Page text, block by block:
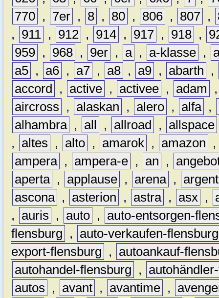
770 , 7er , 8 , 80 , 806 , 807 ,
,
911 , 912 , 914 , 917 , 918 ,
959 , 968 , 9er , a , a-klasse ,
a5 , a6 , a7 , a8 , a9 , abarth
,
accord
, active , activee , adam
aircross
, alaskan , alero , alfa ,
alhambra , all , allroad , allspace
,
altes , alto , amarok , amazon
ampera , ampera-e , an ,
aperta , applause , arena ,
ascona , asterion , astra , asx ,
,
auris , auto ,
auto-entsorgen-
flensburg
,
auto-verkaufen-flensburg
export-flensburg
,
autoankauf-
autohandel-flensburg
,
autos
, avant , avantime ,